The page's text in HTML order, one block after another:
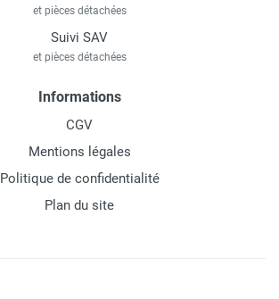
et pièces détachées
Suivi SAV
et pièces détachées
Informations
CGV
Mentions légales
Politique de confidentialité
Plan du site